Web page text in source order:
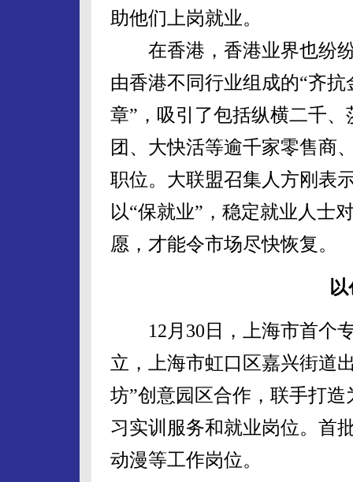
助他们上岗就业。
在香港，香港业界也纷纷
由香港不同行业组成的“齐
章”，吸引了包括纵横二千
团、大快活等逾千家零售商
职位。大联盟召集人方刚表
以“保就业”，稳定就业人士
愿，才能令市场尽快恢复。
12月30日，上海市首个专
立，上海市虹口区嘉兴街道
坊”创意园区合作，联手打
习实训服务和就业岗位。首
动漫等工作岗位。